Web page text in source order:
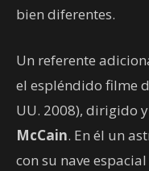
bien diferentes.
Un referente
el espléndido filme
UU. 2008), dirigido
McCain. En él un
con su nave